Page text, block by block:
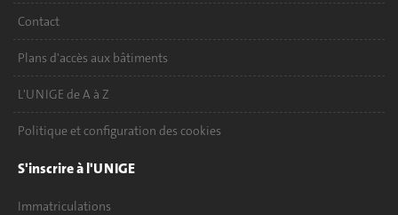
Contact
Plans d'accès aux bâtiments
L'UNIGE de A à Z
Politique et configuration des cookies
S'inscrire à l'UNIGE
Immatriculations